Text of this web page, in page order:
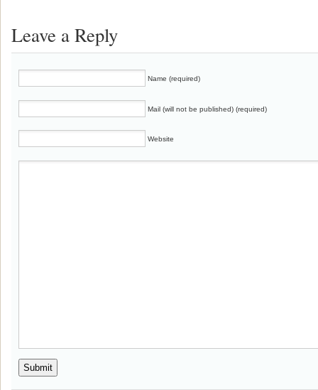
Leave a Reply
Name (required)
Mail (will not be published) (required)
Website